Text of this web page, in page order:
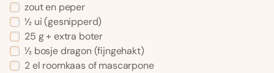
zout en peper
½ ui (gesnipperd)
25 g + extra boter
½ bosje dragon (fijngehakt)
2 el roomkaas of mascarpone